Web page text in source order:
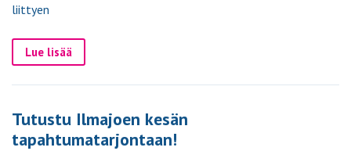
liittyen
Lue lisää
Tutustu Ilmajoen kesän
tapahtumatarjontaan!